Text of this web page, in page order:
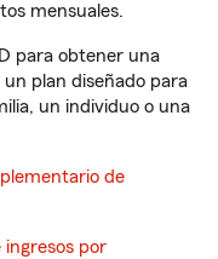
mensuales.
para obtener una
plan diseñado para
un individuo o una
de
ingresos por